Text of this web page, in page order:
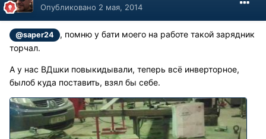
Опубликовано 2 мая, 2014
@saper24
, помню у бати моего на работе такой зарядник
торчал.
А у нас ВДшки повыкидывали, теперь всё инверторное,
былоб куда поставить, взял бы себе.